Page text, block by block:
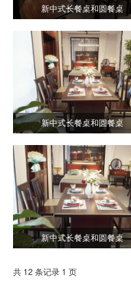
新中式长餐桌和圆餐桌
新中式长餐桌和圆餐桌
新中式长餐桌和圆餐桌
共 12 条记录 1 页